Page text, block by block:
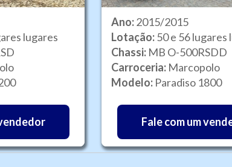
lugares
Ano:2015/2015
Lotação:50 e 56 lugares
Chassi: MB O-500RSDD
Carroceria: Marcopolo
Modelo: Paradiso 1800
Fale com um